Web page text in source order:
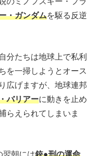
・ガンダムを駆る反逆
分たちは地球上で私利
を一掃しようとオース
広げますが、地球連邦
バリアーに動きを止め
らえられてしまいま